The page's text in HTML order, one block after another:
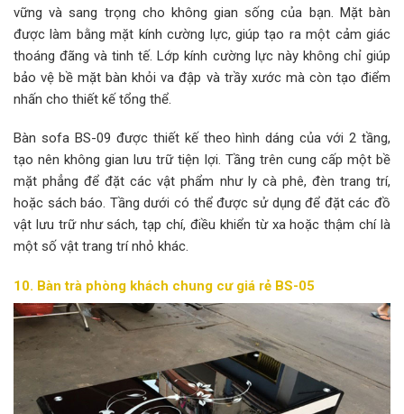
vững và sang trọng cho không gian sống của bạn. Mặt bàn
được làm bằng mặt kính cường lực, giúp tạo ra một cảm giác
thoáng đãng và tinh tế. Lớp kính cường lực này không chỉ giúp
bảo vệ bề mặt bàn khỏi va đập và trầy xước mà còn tạo điểm
nhấn cho thiết kế tổng thể.
Bàn sofa BS-09 được thiết kế theo hình dáng của với 2 tầng,
tạo nên không gian lưu trữ tiện lợi. Tầng trên cung cấp một bề
mặt phẳng để đặt các vật phẩm như ly cà phê, đèn trang trí,
hoặc sách báo. Tầng dưới có thể được sử dụng để đặt các đồ
vật lưu trữ như sách, tạp chí, điều khiển từ xa hoặc thậm chí là
một số vật trang trí nhỏ khác.
10. Bàn trà phòng khách chung cưgiá rẻ BS-05